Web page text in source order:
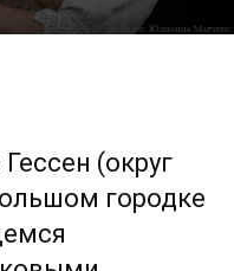
(округ
городке